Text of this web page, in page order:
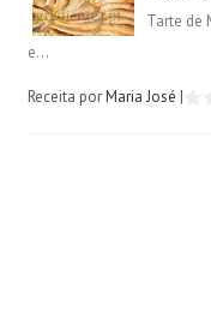
Tarte de
e...
Receita porMaria José |